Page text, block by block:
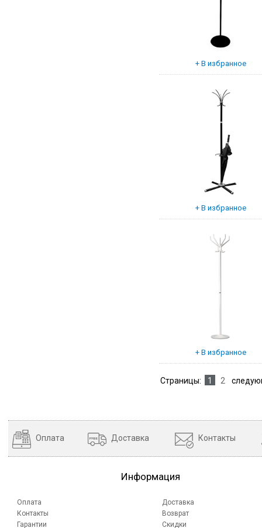
Страницы: 1 2
Оплата Доставка Контакты
Информация
Оплата
Контакты
Гарантии
Доставка
Возврат
Скидки